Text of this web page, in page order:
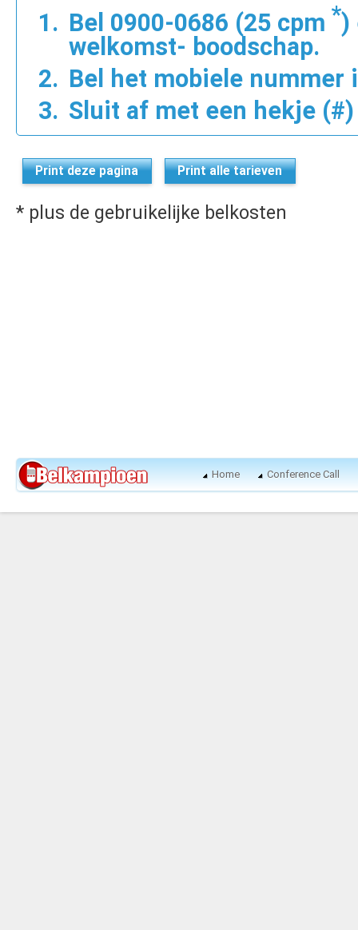
Bel 0900-0686 (25 cpm *)
welkomst- boodschap.
Bel het mobiele nummer
Sluit af met een hekje (#)
Print deze pagina Print alle tarieven
* plus de gebruikelijke belkosten
Home Conference Call